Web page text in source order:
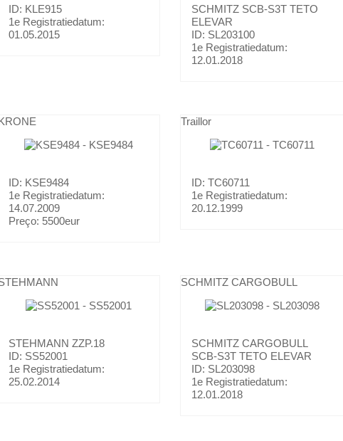
ID: KLE915
1e Registratiedatum:
01.05.2015
SCHMITZ SCB-S3T TETO
ELEVAR
ID: SL203100
1e Registratiedatum:
12.01.2018
ID: KSE9484
1e Registratiedatum:
14.07.2009
Preço: 5500eur
Traillor
ID: TC60711
1e Registratiedatum:
20.12.1999
STEHMANN ZZP.18
ID: SS52001
1e Registratiedatum:
25.02.2014
SCHMITZ CARGOBULL
SCHMITZ CARGOBULL
SCB-S3T TETO ELEVAR
ID: SL203098
1e Registratiedatum:
12.01.2018